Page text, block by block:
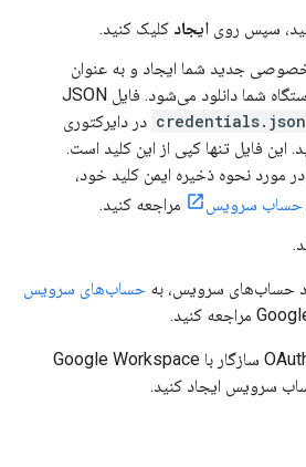
سپس روی ایجاد کلیک کنید.
جدید شما ایجاد و به عنوان
یک فایل جدید در دستگاه شما دانلود می‌شود. فایل JSON
credentials.json در دایرکتوری
این فایل تنها کپی از این کلید است.
مورد نحوه ذخیره ایمن کلید خود،
حساب سرویس
مراجعه کنید.
حساب‌های سرویس، به حساب‌های سرویس
در مرحله بعد، یک کلاینت OAuth سازگار با Google Workspace